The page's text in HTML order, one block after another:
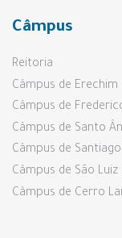
Câmpus
Reitoria
Câmpus de Erechim
Câmpus de
Câmpus de Santo
Câmpus de Santiago
Câmpus de São Luiz
Câmpus de Cerro